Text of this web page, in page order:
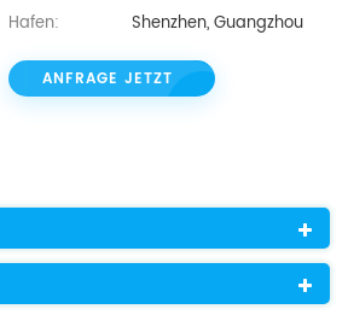
Hafen:
Shenzhen, Guangzhou
ANFRAGE JETZT